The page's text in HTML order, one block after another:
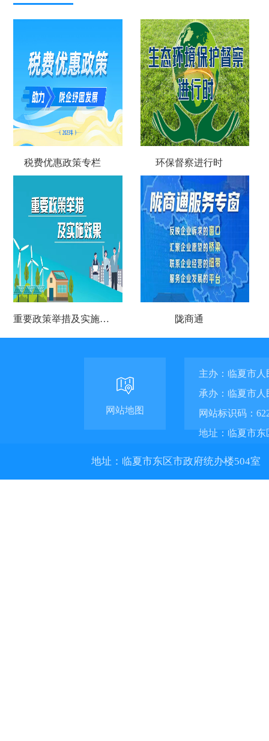
税费优惠政策专栏 环保督察进行时
重要政策举措及实施效果 陇商通
网站地图
主办：临夏市人
承办：临夏市
网站标识码：
地址：临夏市
地址：临夏市东区市政府统办楼504室